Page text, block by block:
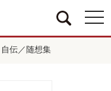
伝／随想集